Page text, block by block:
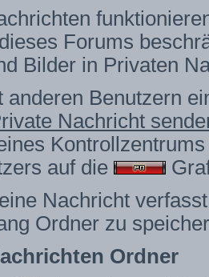
Forums
Bilder in Privaten
anderen Benutzern
Nachricht
auf die
Nachricht
Ordner zu
Ordner